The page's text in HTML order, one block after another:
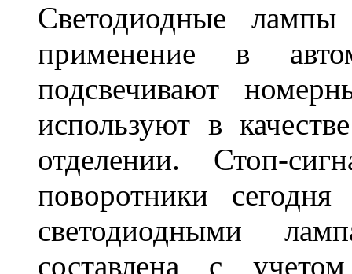
Светодиодные
применение в
подсвечивают
используют в
отделении. Стоп-
поворотники
светодиодными
составлена с